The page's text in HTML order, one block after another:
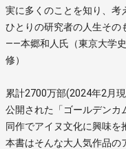
実に多くのことを知り、考
ひとりの研究者の人生その
――本郷和人氏（東京大学
修）
累計2700万部(2024年2月
公開された「ゴールデンカ
同作でアイヌ文化に興味を
本書はそんな大人気作品の